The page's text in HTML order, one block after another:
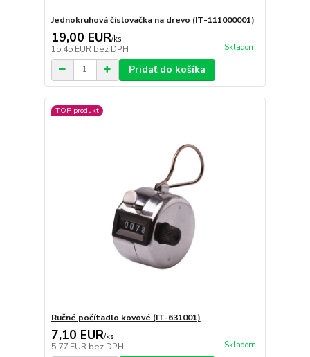
Jednokruhová číslovačka na drevo (IT-111000001)
19,00 EUR/ks
15,45 EUR bez DPH Skladom
Pridať do košíka
TOP produkt
Ručné počítadlo kovové (IT-631001)
7,10 EUR/ks
5,77 EUR bez DPH Skladom